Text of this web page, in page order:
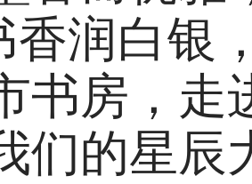
香润白银
书房，走
们的星辰